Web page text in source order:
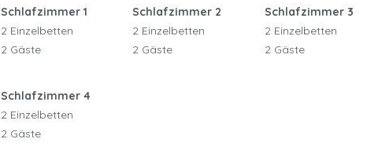
Schlafzimmer 1
2 Einzelbetten
2 Gäste
Schlafzimmer 2
2 Einzelbetten
2 Gäste
Schlafzimmer 3
2 Einzelbetten
2 Gäste
Schlafzimmer 4
2 Einzelbetten
2 Gäste